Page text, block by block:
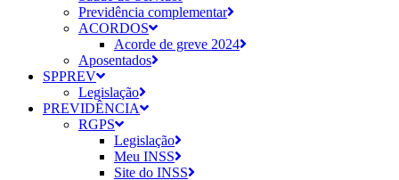
Previdência complementar
ACORDOS
Acorde de greve 2024
Aposentados
SPPREV
Legislação
PREVIDÊNCIA
RGPS
Legislação
Meu INSS
Site do INSS